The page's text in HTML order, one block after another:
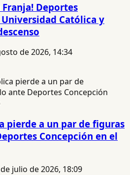
Franja! Deportes
Católica y
de 2026, 14:34
pierde a un par de figuras
Concepción en el
julio de 2026, 18:09